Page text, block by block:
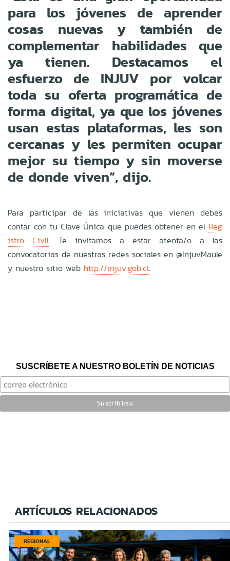
para los jóvenes de aprender
cosas nuevas y también de
complementar habilidades que
ya tienen. Destacamos el
esfuerzo de INJUV por volcar
toda su oferta programática de
forma digital, ya que los jóvenes
usan estas plataformas, les son
cercanas y les permiten ocupar
mejor su tiempo y sin moverse
de donde viven”, dijo.
Para participar de las iniciativas que vienen debes
contar con tu Clave Única que puedes obtener en el Reg
istro Civil. Te invitamos a estar atenta/o a las
convocatorias de nuestras redes sociales en @InjuvMaule
y nuestro sitio web http://injuv.gob.cl.
SUSCRÍBETE A NUESTRO BOLETÍN DE NOTICIAS
ARTÍCULOS RELACIONADOS
REGIONAL